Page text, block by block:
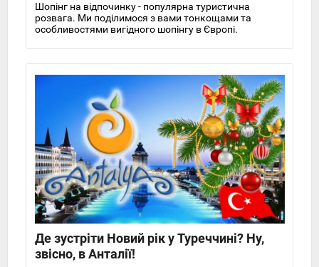
Шопінг на відпочинку - популярна туристична
розвага. Ми поділимося з вами тонкощами та
особливостями вигідного шопінгу в Європі.
Де зустріти Новий рік у Туреччині? Ну,
звісно, ​​в Анталії!